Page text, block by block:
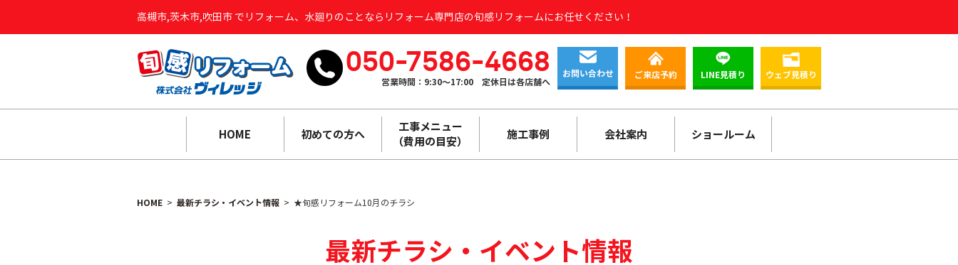
高槻市,茨木市,吹田市 でリフォーム、水廻りのことならリフォーム専門店の旬感リフォームにお任せください！
050-7586-4668
営業時間：9:30～17:00 定休日は各店舗へ
お問い合わせ ご来店予約 LINE見積り ウェブ見積り
HOME 初めての方へ
工事メニュー
（費用の目安）
施工事例 会社案内 ショールーム
HOME 最新チラシ・イベント情報 ★旬感リフォーム10月のチラシ
最新チラシ・ イベント情報